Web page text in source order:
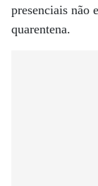
presenciais não
quarentena.